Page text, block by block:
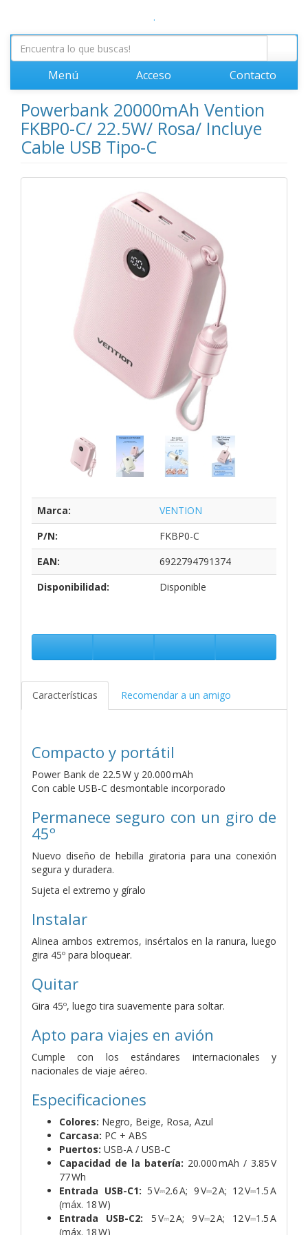
.
Menú Acceso Contacto
Powerbank 20000mAh Vention
FKBP0-C/ 22.5W/ Rosa/ Incluye
Cable USB Tipo-C
Marca:
VENTION
P/N:
FKBP0-C
EAN:
6922794791374
Disponibilidad:
Disponible
Características Recomendar a un amigo
Compacto y portátil
Power Bank de 22.5 W y 20.000 mAh
Con cable USB-C desmontable incorporado
Permanece seguro con un giro de
45º
Nuevo diseño de hebilla giratoria para una conexión
segura y duradera.
Sujeta el extremo y gíralo
Instalar
Alinea ambos extremos, insértalos en la ranura, luego
gira 45º para bloquear.
Quitar
Gira 45º, luego tira suavemente para soltar.
Apto para viajes en avión
Cumple con los estándares internacionales y
nacionales de viaje aéreo.
Especificaciones
Colores: Negro, Beige, Rosa, Azul
Carcasa: PC + ABS
Puertos: USB-A / USB-C
Capacidad de la batería: 20.000 mAh / 3.85 V
77 Wh
Entrada USB-C1: 5 V⎓2.6 A; 9 V⎓2 A; 12 V⎓1.5 A
(máx. 18 W)
Entrada USB-C2: 5 V⎓2 A; 9 V⎓2 A; 12 V⎓1.5 A
(máx. 18 W)